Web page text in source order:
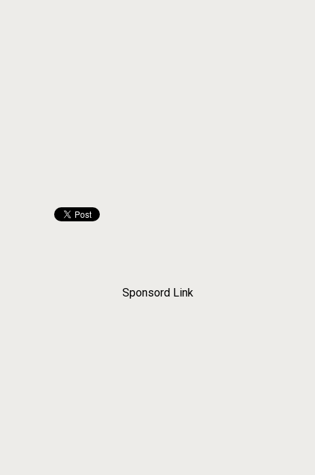
Sponsord Link